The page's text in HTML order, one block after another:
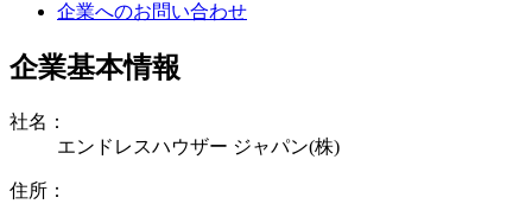
企業へのお問い合わせ
企業基本情報
社名：
エンドレスハウザー ジャパン(株)
住所：